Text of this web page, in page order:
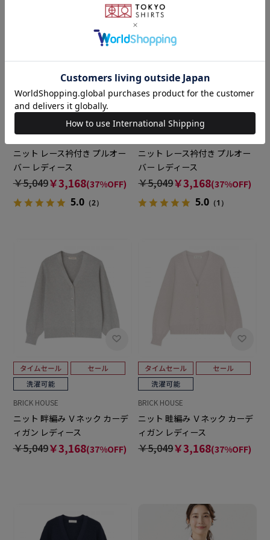
BRICK HOUSE
ニット レース衿付き プルオー
バー レディース
￥5,049￥3,168(37%OFF)
5.0（2）
BRICK HOUSE
ニット レース衿付き プルオー
バー レディース
￥5,049￥3,168(37%OFF)
5.0 （1）
BRICK HOUSE
ニット 畔編み Ｖネック カーデ
ィガン レディース
￥5,049￥3,168(37%OFF)
BRICK HOUSE
ニット 畦編み Ｖネック カーデ
ィガン レディース
￥5,049￥3,168(37%OFF)